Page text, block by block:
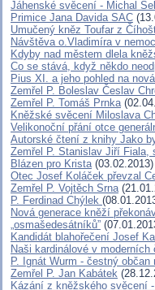
Jáhenské svěcení - Michal
Primice Jana Davida SAC
Umučený kněz Toufar z
Návštěva o.Vladimíra v
Kdyby nad městem dlela
Co se stává, když někdo
Pius XI. a jeho pohled na
Zemřel P. Boleslav Česlav
Zemřel P. Tomáš Prnka
Kněžské svěcení Miloslava
Velikonoční přání otce
Autorské čtení z knihy Jako
Zemřel P. Stanislav Jiří Fiala,
Blázen pro Krista(03.02.2013)
Otec Josef Koláček převzal
Zemřel P. Vojtěch Srna
P. Ferdinad Chýlek
Nová generace kněží
„osmašedesátníků”
Kandidát blahořečení Josef
Naši kardinálové v
P. Ignát Wurm - čestný
Zemřel P. Jan Kabátek
Kázání z kněžského svěcení